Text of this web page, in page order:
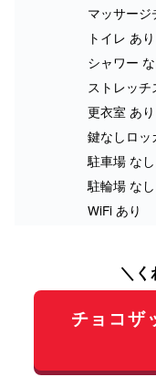
マッサージ
トイレ あり
シャワー
ストレッチ
更衣室 あり
鍵なしロッ
駐車場 なし
駐輪場 なし
WiFi あり
＼く
チョコザ